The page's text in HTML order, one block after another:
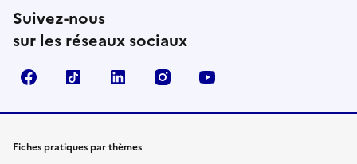
Suivez-nous
sur les réseaux sociaux
FacebookTikTok LinkedIn Instagram
Fiches pratiques par thèmes